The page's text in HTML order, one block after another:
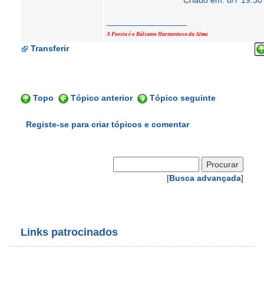
A Poesia é o Bálsamo Harmonioso da Alma
Transferir
Topo Tópico anterior Tópico seguinte
Registe-se para criar tópicos e comentar
[Busca advançada]
Links patrocinados